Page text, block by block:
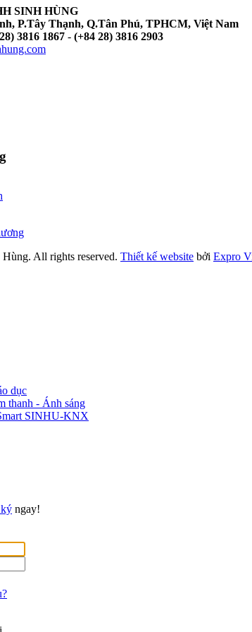
SINH HÙNG
P.Tây Thạnh, Q.Tân Phú, TPHCM, Việt Nam
3816 1867 - (+84 28) 3816 2903
All rights reserved. Thiết kế website bởi Expro
dục
thanh - Ánh sáng
SINHU-KNX
ngay!